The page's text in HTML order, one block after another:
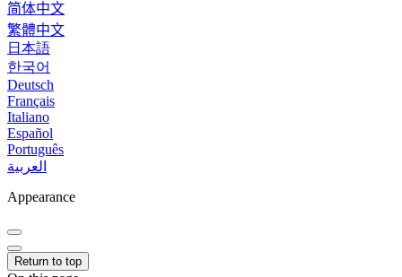
简体中文
繁體中文
日本語
한국어
Deutsch
Français
Italiano
Español
Português
العربية
Appearance
Return to top